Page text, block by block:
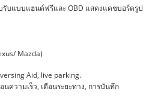
บแบบแฮนด์ฟรีและ OBD แสดงแดชบอร์ดรูป
Mazda)
Aid, live parking.
นความเร็ว, เตือนระยะทาง, การบันทึก